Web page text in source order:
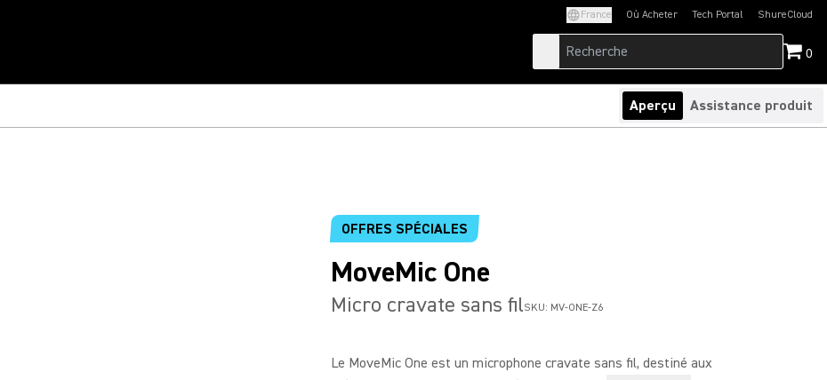
France Où Acheter Tech Portal
(Opens in a new tab)ShureCloud
(Opens in a new
0
Aperçu Assistance produit
OFFRES SPÉCIALES
MoveMic One
Micro cravate sans filSKU: MV-ONE-Z6
Le MoveMic One est un microphone cravate sans fil, destiné aux